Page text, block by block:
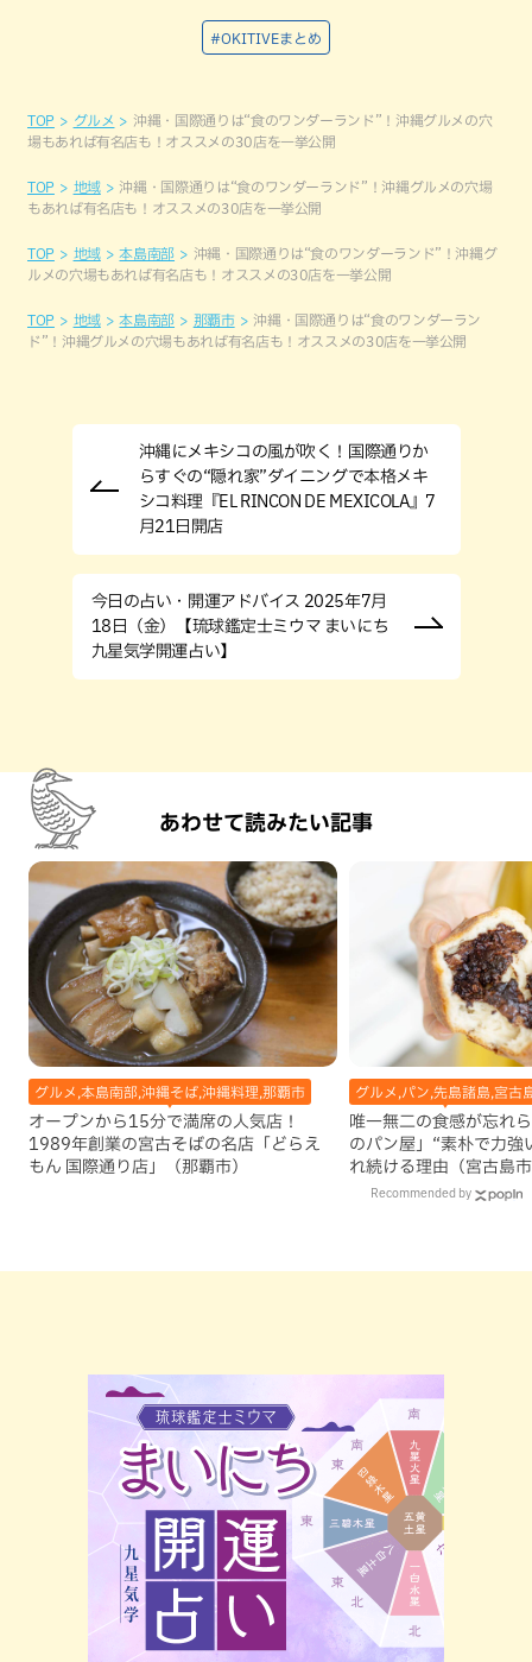
#OKITIVEまとめ
TOP グルメ
沖縄・国際通りは“食のワンダーランド”！沖縄グルメの穴
場もあれば有名店も！オススメの30店を一挙公開
TOP 地域
沖縄・国際通りは“食のワンダーランド”！沖縄グルメの穴場
もあれば有名店も！オススメの30店を一挙公開
TOP 地域 本島南部
沖縄・国際通りは“食のワンダーランド”！沖縄グ
ルメの穴場もあれば有名店も！オススメの30店を一挙公開
TOP 地域 本島南部 那覇市
沖縄・国際通りは“食のワンダーラン
ド”！沖縄グルメの穴場もあれば有名店も！オススメの30店を一挙公開
沖縄にメキシコの風が吹く！国際通りか
らすぐの“隠れ家”ダイニングで本格メキ
シコ料理『EL RINCON DE MEXICOLA』7
月21日開店
今日の占い・開運アドバイス 2025年7月
18日（金）【琉球鑑定士ミウマ まいにち
九星気学開運占い】
あわせて読みたい記事
グルメ,本島南部,沖縄そば,沖縄料理,那覇市
オープンから15分で満席の人気店！
1989年創業の宮古そばの名店「どらえ
もん 国際通り店」（那覇市）
グルメ,パン,先島諸島,宮古
唯一無二の食感が忘れ
のパン屋」“素朴で力強
れ続ける理由（宮古島
Recommended by